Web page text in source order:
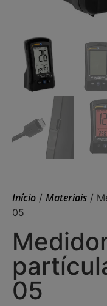
Início / Materiais /
05
05